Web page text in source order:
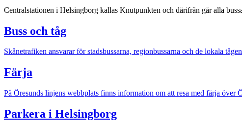
Centralstationen i Helsingborg kallas Knutpunkten och därifrån går alla
Buss och tåg
Skånetrafiken ansvarar för stadsbussarna, regionbussarna och de lokala
Färja
På Öresunds linjens webbplats finns information om att resa med färja
Parkera i Helsingborg